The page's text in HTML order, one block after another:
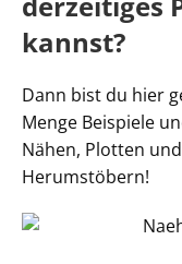
kannst?
Dann bist du hier
Menge Beispiele
Nähen, Plotten
Herumstöbern!